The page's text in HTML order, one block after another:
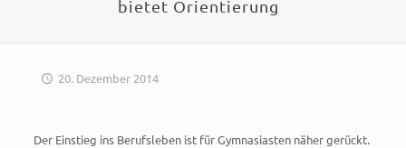
bietet Orientierung
20. Dezember 2014
Der Einstieg ins Berufsleben ist für Gymnasiasten näher gerückt.